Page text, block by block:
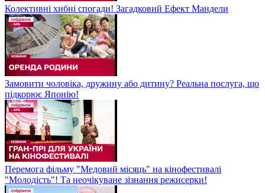
Колективні хибні спогади! Загадковий Ефект Мандели
Замовити чоловіка, дружину або дитину? Реальна послуга, що
підкорює Японію!
Перемога фільму "Медовий місяць" на кінофестивалі
"Молодість"! Та неочікуване зізнання режисерки!